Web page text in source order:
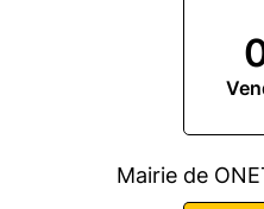
Mairie de